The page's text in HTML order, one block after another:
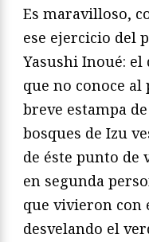
Es maravilloso,
ese ejercicio del
Yasushi Inoué:
que no conoce
breve estampa
bosques de Izu
de éste punto de
en segunda
que vivieron con
desvelando el